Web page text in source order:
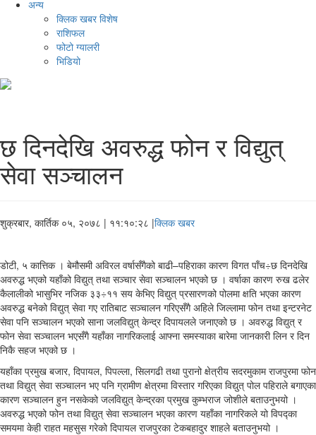
अन्य
क्लिक खबर विशेष
राशिफल
फोटो ग्यालरी
भिडियो
छ दिनदेखि अवरुद्ध फोन र विद्युत्
सेवा सञ्चालन
शुक्रबार, कार्तिक ०५, २०७८ | ११:१०:२८ |क्लिक खबर
डोटी, ५ कात्तिक । बेमौसमी अविरल वर्षासँगैको बाढी–पहिराका कारण विगत पाँच÷छ दिनदेखि
अवरुद्ध भएको यहाँको विद्युत् तथा सञ्चार सेवा सञ्चालन भएको छ । वर्षाका कारण रुख ढलेर
कैलालीको भासुभिर नजिक ३३÷११ सय केभिए विद्युत् प्रसारणको पोलमा क्षति भएका कारण
अवरुद्ध बनेको विद्युत् सेवा गए रातिबाट सञ्चालन गरिएसँगै अहिले जिल्लामा फोन तथा इन्टरनेट
सेवा पनि सञ्चालन भएको साना जलविद्युत् केन्द्र दिपायलले जनाएको छ । अवरुद्ध विद्युत् र
फोन सेवा सञ्चालन भएसँगै यहाँका नागरिकलाई आफ्ना समस्याका बारेमा जानकारी लिन र दिन
निकै सहज भएको छ ।
यहाँका प्रमुख बजार, दिपायल, पिपल्ला, सिलगढी तथा पुरानो क्षेत्रीय सदरमुकाम राजपुरमा फोन
तथा विद्युत् सेवा सञ्चालन भए पनि ग्रामीण क्षेत्रमा विस्तार गरिएका विद्युत् पोल पहिराले बगाएका
कारण सञ्चालन हुन नसकेको जलविद्युत् केन्द्रका प्रमुख कुम्भराज जोशीले बताउनुभयो ।
अवरुद्ध भएको फोन तथा विद्युत् सेवा सञ्चालन भएका कारण यहाँका नागरिकले यो विपद्का
समयमा केही राहत महसुस गरेको दिपायल राजपुरका टेकबहादुर शाहले बताउनुभयो ।